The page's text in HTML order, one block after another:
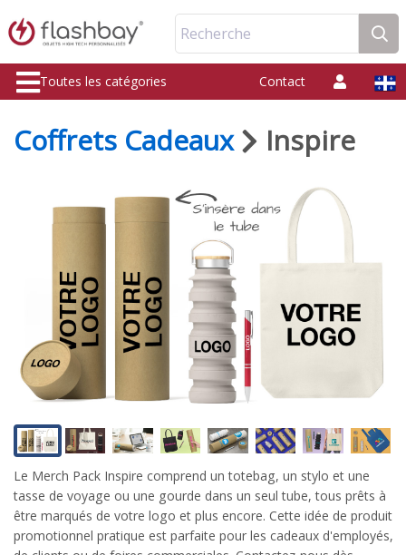
Recherche
Toutes les catégories Contact
Coffrets Cadeaux Inspire
Le Merch Pack Inspire comprend un totebag, un stylo et une
tasse de voyage ou une gourde dans un seul tube, tous prêts à
être marqués de votre logo et plus encore. Cette idée de produit
promotionnel pratique est parfaite pour les cadeaux d'employés,